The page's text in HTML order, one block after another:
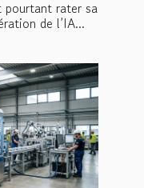
pourtant rater sa
de l’IA...